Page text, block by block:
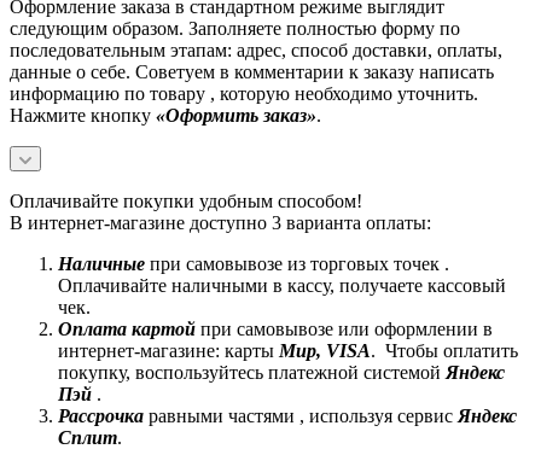
Оформление заказа в стандартном режиме выглядит
следующим образом. Заполняете полностью форму по
последовательным этапам: адрес, способ доставки, оплаты,
данные о себе. Советуем в комментарии к заказу написать
информацию по товару , которую необходимо уточнить.
Нажмите кнопку «Оформить заказ».
Оплачивайте покупки удобным способом!
В интернет-магазине доступно 3 варианта оплаты:
Наличные при самовывозе из торговых точек .
Оплачивайте наличными в кассу, получаете кассовый
чек.
Оплата картой при самовывозе или оформлении в
интернет-магазине: карты Mир, VISA. Чтобы оплатить
покупку, воспользуйтесь платежной системой Яндекс
Пэй .
Рассрочка равными частями , используя сервис Яндекс
Сплит.